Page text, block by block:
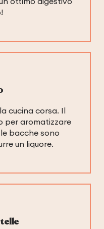
cucina corsa. Il
per aromatizzare
bacche sono
un liquore.